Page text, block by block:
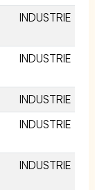
INDUSTRIE
INDUSTRIE
INDUSTRIE
INDUSTRIE
INDUSTRIE